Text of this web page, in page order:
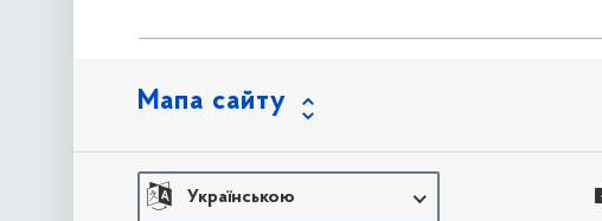
Мапа сайту
Українською